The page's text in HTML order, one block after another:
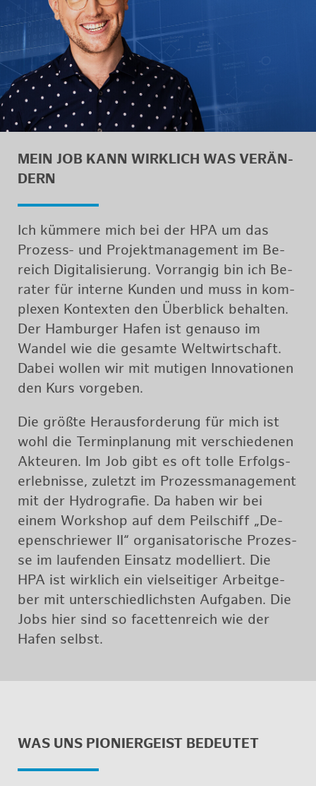
MEIN JOB KANN WIRK­LICH WAS VER­ÄN­
DERN
Ich küm­me­re mich bei der HPA um das
Pro­zess- und Pro­jekt­ma­nage­ment im Be­
reich Di­gi­ta­li­sie­rung. Vor­ran­gig bin ich Be­
ra­ter für in­ter­ne Kun­den und muss in kom­
ple­xen Kon­tex­ten den Über­blick be­hal­ten.
Der Ham­bur­ger Hafen ist ge­nau­so im
Wan­del wie die ge­sam­te Welt­wirt­schaft.
Dabei wol­len wir mit mu­ti­gen In­no­va­tio­nen
den Kurs vor­ge­ben.
Die größ­te Her­aus­for­de­rung für mich ist
wohl die Ter­min­pla­nung mit ver­schie­de­nen
Ak­teu­ren. Im Job gibt es oft tolle Er­folgs­
er­leb­nis­se, zu­letzt im Pro­zess­ma­nage­ment
mit der Hy­dro­gra­fie. Da haben wir bei
einem Work­shop auf dem Peil­schiff „De­
epen­schrie­wer II“ or­ga­ni­sa­to­ri­sche Pro­zes­
se im lau­fen­den Ein­satz mo­del­liert. Die
HPA ist wirk­lich ein viel­sei­ti­ger Ar­beit­ge­
ber mit un­ter­schied­lichs­ten Auf­ga­ben. Die
Jobs hier sind so fa­cet­ten­reich wie der
Hafen selbst.
WAS UNS PIO­NIER­GEIST BE­DEU­TET